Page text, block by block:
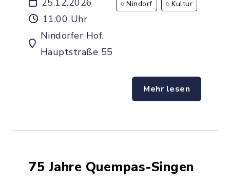
25.12.2026
11:00 Uhr
Nindorfer Hof,
Hauptstraße 55
Nindorf Kultur
Mehr lesen
75 Jahre Quempas-Singen